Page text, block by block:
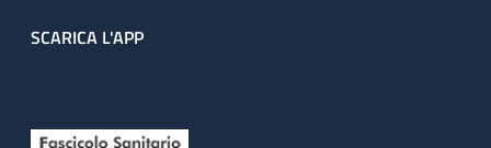
SCARICA L'APP